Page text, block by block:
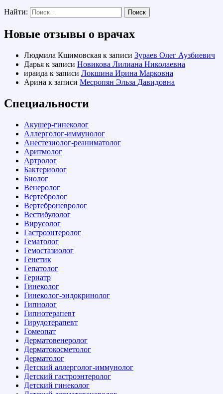
Найти:
Новые отзывы о врачах
Людмила Кшимовская к записи Зураев Олег Аузбиевич
Дарья к записи Новикова Лилиана Николаевна
ираида к записи Локшина Ирина Марковна
Арина к записи Месропян Эльза Давидовна
Специальности
Акушер-гинеколог
Аллерголог-иммунолог
Анестезиолог-реаниматолог
Аритмолог
Артролог
Бактериолог
Биолог
Венеролог
Вертебролог
Вертеброневролог
Вестибулолог
Вирусолог
Гастроэнтеролог
Гематолог
Гемостазиолог
Генетик
Гепатолог
Гериатр
Гинеколог
Гинеколог-эндокринолог
Гипнолог
Гипнотерапевт
Гирудотерапевт
Гомеопат
Дерматовенеролог
Дерматокосметолог
Дерматолог
Детский аллерголог-иммунолог
Детский гастроэнтеролог
Детский гинеколог